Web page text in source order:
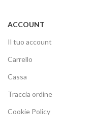
ACCOUNT
Il tuo account
Carrello
Cassa
Traccia ordine
Cookie Policy